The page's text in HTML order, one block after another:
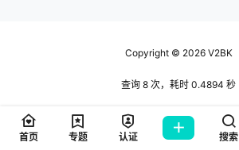
Copyright © 2026V2BK
查询 8 次，耗时 0.4894 秒
首页 专题 认证 搜索